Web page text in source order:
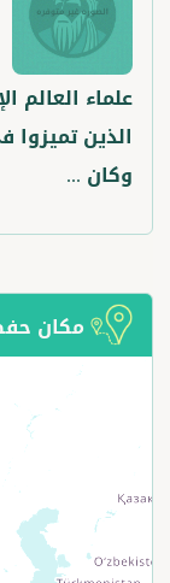
علماء العالم
الذين تميزوا
وكان ...
مكان